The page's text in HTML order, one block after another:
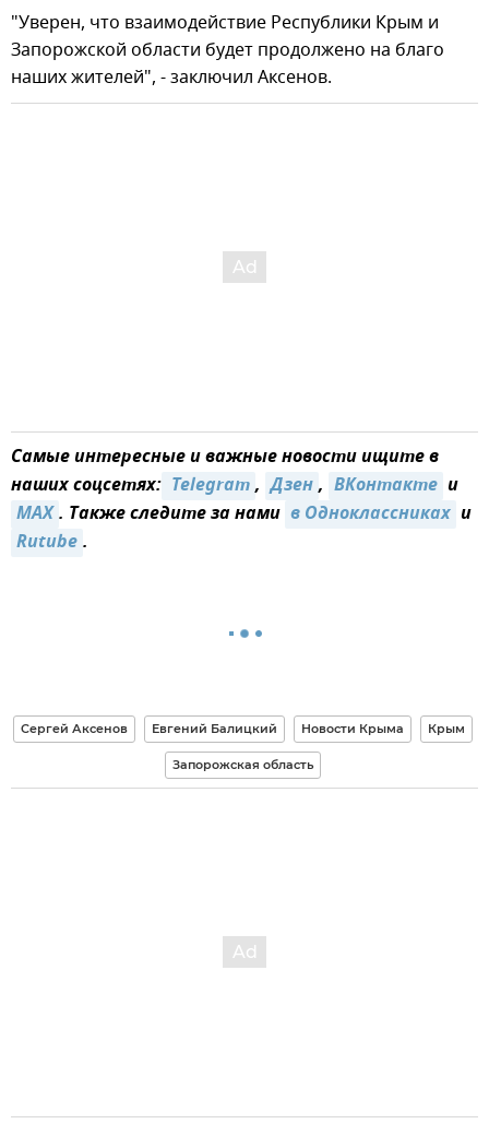
"Уверен, что взаимодействие Республики Крым и
Запорожской области будет продолжено на благо
наших жителей", - заключил Аксенов.
Самые интересные и важные новости ищите в
наших соцсетях: Telegram, Дзен, ВКонтакте и
MAX. Также следите за нами в Одноклассниках и
Rutube.
Сергей Аксенов Евгений Балицкий Новости Крыма Крым
Запорожская область